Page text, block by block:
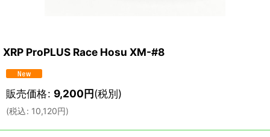
XRP ProPLUS Race Hosu XM-#8
販売価格: 9,200円(税別)
(税込: 10,120円)